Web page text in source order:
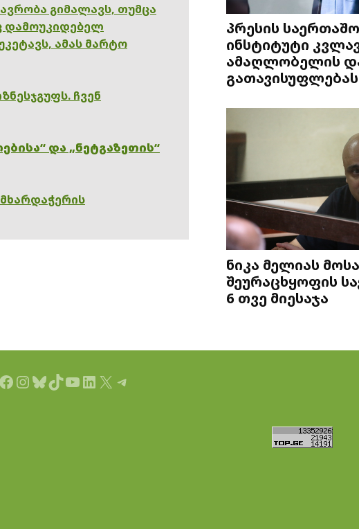
გიმალავს, თუმცა
დამოუკიდებელ
ამას მარტო
ჩვენ
და „ნეტგაზეთის“
პრესის
ინსტიტუტი
ამაღლობელის
გათავისუფლებას
ნიკა მელიას
შეურაცხყოფის
6 თვე მიესაჯა
Facebook
Instagram
Bluesky
TikTok
YouTube
LinkedIn
X Telegram